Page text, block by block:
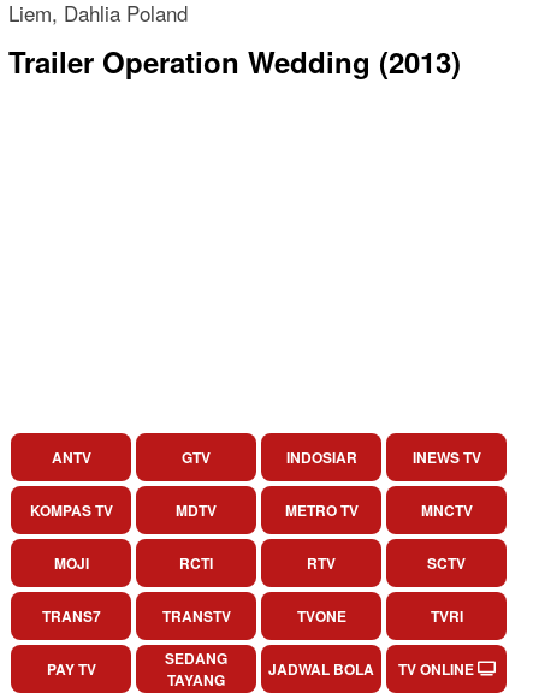
Liem, Dahlia Poland
Trailer Operation Wedding (2013)
ANTV GTV INDOSIAR INEWS TV
KOMPAS TV MDTV METRO TV MNCTV
MOJI RCTI RTV SCTV
TRANS7 TRANSTV TVONE TVRI
PAY TV
SEDANG
TAYANG
JADWAL BOLA
TV ONLINE